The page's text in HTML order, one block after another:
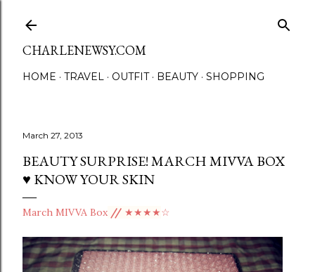
CHARLENEWSY.COM
HOME TRAVEL OUTFIT BEAUTY SHOPPING
March 27, 2013
BEAUTY SURPRISE! MARCH MIVVA BOX
♥ KNOW YOUR SKIN
March MIVVA Box // ★★★★☆